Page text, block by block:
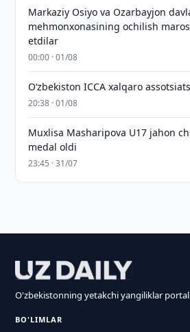
Markaziy Osiyo va Ozarbayjon
mehmonxonasining ochilish
etdilar
00:00 · 01/08
O‘zbekiston ICCA xalqaro
20:38 · 01/08
Muxlisa Masharipova U17 jahon
medal oldi
23:45 · 31/07
O'zbekistonning yetakchi yangiliklar
BO'LIMLAR